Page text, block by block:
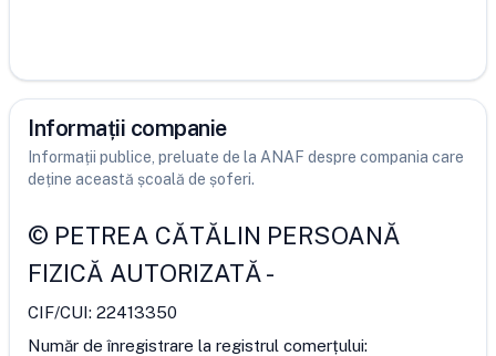
Informații companie
Informații publice, preluate de la ANAF despre compania care
deține această școală de șoferi.
© PETREA CĂTĂLIN PERSOANĂ
FIZICĂ AUTORIZATĂ-
CIF/CUI: 22413350
Număr de înregistrare la registrul comerțului: